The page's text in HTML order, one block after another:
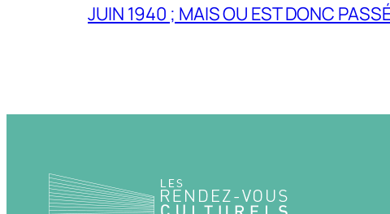
JUIN 1940 ; MAIS OU EST DONC